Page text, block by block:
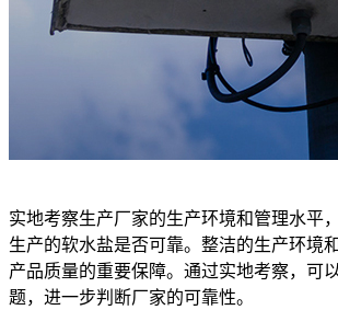
实地考察生产厂家的生产环境和管理水平
生产的软水盐是否可靠。整洁的生产环境
产品质量的重要保障。通过实地考察，可
题，进一步判断厂家的可靠性。